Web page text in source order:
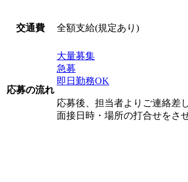
交通費 全額支給(規定あり)
応募の流れ
大量募集
急募
即日勤務OK
応募後、担当者よりご連絡差
面接日時・場所の打合せをさ